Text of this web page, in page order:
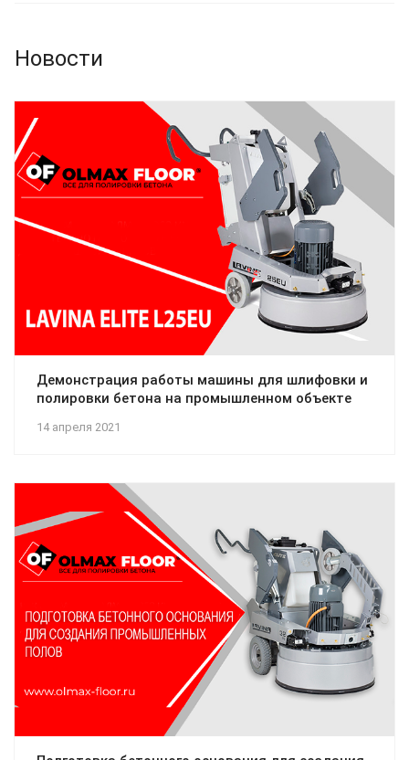
Новости
14 апреля 2021
Демонстрация работы машины для шлифовки и
полировки бетона на промышленном объекте